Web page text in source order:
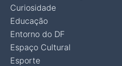
Curiosidade
Educação
Entorno do DF
Espaço Cultural
Esporte